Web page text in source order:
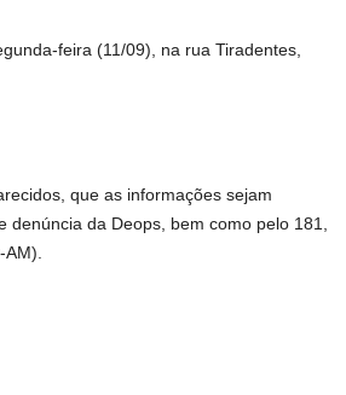
feira (11/09), na rua Tiradentes,
que as informações sejam
da Deops, bem como pelo 181,